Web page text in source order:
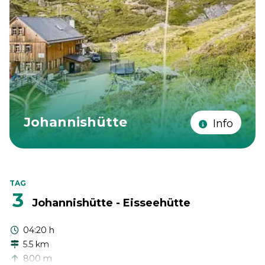
Johannishütte Info
TAG
3 Johannishütte - Eisseehütte
04:20 h
5.5 km
800 m